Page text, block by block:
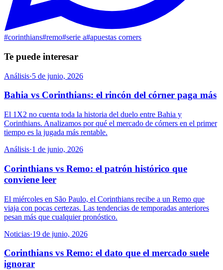
#corinthians#remo#serie a#apuestas corners
Te puede interesar
Análisis·5 de junio, 2026
Bahia vs Corinthians: el rincón del córner paga más
El 1X2 no cuenta toda la historia del duelo entre Bahia y
Corinthians. Analizamos por qué el mercado de córners en el primer
tiempo es la jugada más rentable.
Análisis·1 de junio, 2026
Corinthians vs Remo: el patrón histórico que
conviene leer
El miércoles en São Paulo, el Corinthians recibe a un Remo que
viaja con pocas certezas. Las tendencias de temporadas anteriores
pesan más que cualquier pronóstico.
Noticias·19 de junio, 2026
Corinthians vs Remo: el dato que el mercado suele
ignorar